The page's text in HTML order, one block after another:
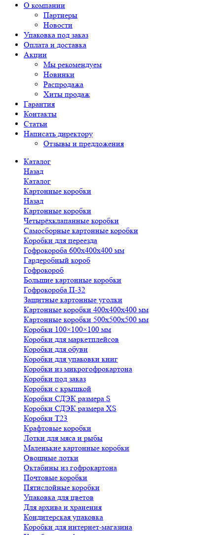
О компании
Партнеры
Новости
Упаковка под заказ
Оплата и доставка
Акции
Мы рекомендуем
Новинки
Распродажа
Хиты продаж
Гарантия
Контакты
Статьи
Написать директору
Отзывы и предложения
Каталог
Назад
Каталог
Картонные коробки
Назад
Картонные коробки
Четырёхклапанные коробки
Самосборные картонные коробки
Коробки для переезда
Гофрокороба 600х400х400 мм
Гардеробный короб
Гофрокороб
Большие картонные коробки
Гофрокороба П-32
Защитные картонные уголки
Картонные коробки 400х400х400 мм
Картонные коробки 500х500х500 мм
Коробки 100×100×100 мм
Коробки для маркетплейсов
Коробки для обуви
Коробки для упаковки книг
Коробки из микрогофрокартона
Коробки под заказ
Коробки с крышкой
Коробки СДЭК размера S
Коробки СДЭК размера XS
Коробки Т23
Крафтовые коробки
Лотки для мяса и рыбы
Маленькие картонные коробки
Овощные лотки
Октабины из гофрокартона
Почтовые коробки
Пятислойные коробки
Упаковка для цветов
Для архива и хранения
Кондитерская упаковка
Коробки для интернет-магазина